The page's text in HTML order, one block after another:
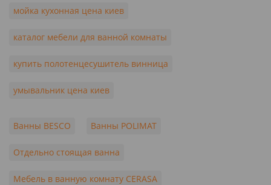
мойка кухонная цена киев
каталог мебели для ванной комнаты
купить полотенцесушитель винница
умывальник цена киев
Ванны BESCO Ванны POLIMAT
Отдельно стоящая ванна
Мебель в ванную комнату CERASA